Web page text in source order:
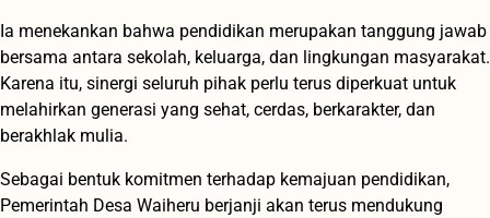
Ia menekankan bahwa pendidikan merupakan tanggung jawab
bersama antara sekolah, keluarga, dan lingkungan masyarakat.
Karena itu, sinergi seluruh pihak perlu terus diperkuat untuk
melahirkan generasi yang sehat, cerdas, berkarakter, dan
berakhlak mulia.
Sebagai bentuk komitmen terhadap kemajuan pendidikan,
Pemerintah Desa Waiheru berjanji akan terus mendukung